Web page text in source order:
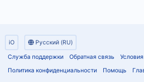
iO
Русский (RU)
Служба поддержки
Обратная связь
Политика конфиденциальности
Помощь